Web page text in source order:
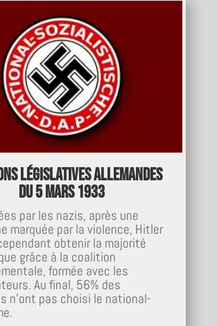
législatives allemandes
du 5 mars 1933
par les nazis, après une
marquée par la violence, Hitler
obtenir la majorité
grâce à la coalition
formée avec les
Au final, 56% des
n'ont pas choisi le national-